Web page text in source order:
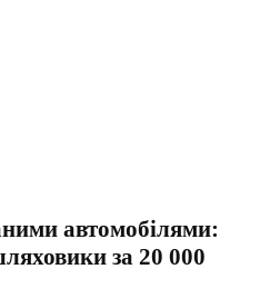
автомобілями:
за 20 000